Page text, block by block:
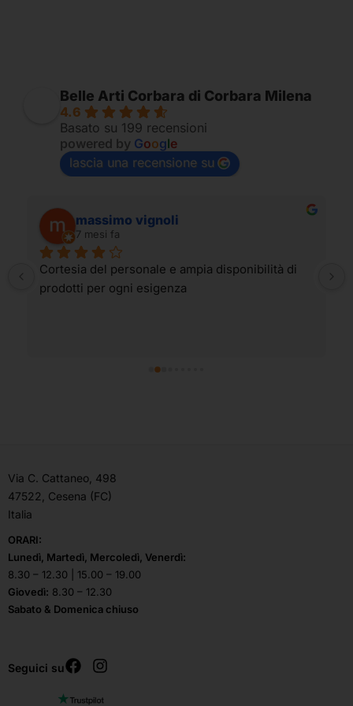
Belle Arti Corbara di Corbara Milena
4.6
Basato su 199 recensioni
powered by Google
lascia una recensione su
massimo vignoli
7 mesi fa
Cortesia del personale e ampia disponibilità di
prodotti per ogni esigenza
Via C. Cattaneo, 498
47522, Cesena (FC)
Italia
ORARI:
Lunedì, Martedì, Mercoledì, Venerdì:
8.30 – 12.30 | 15.00 – 19.00
Giovedì: 8.30 – 12.30
Sabato & Domenica chiuso
Seguici su